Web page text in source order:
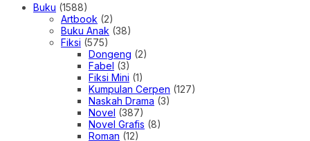
Buku (1588)
Artbook (2)
Buku Anak (38)
Fiksi (575)
Dongeng (2)
Fabel (3)
Fiksi Mini (1)
Kumpulan Cerpen (127)
Naskah Drama (3)
Novel (387)
Novel Grafis (8)
Roman (12)